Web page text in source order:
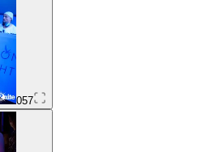
057